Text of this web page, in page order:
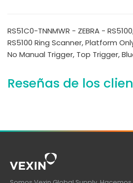
RS51C0-TNNMWR - ZEBRA -
RS5100 Ring Scanner, Platform
No Manual Trigger, Top Trigger,
Reseñas de los